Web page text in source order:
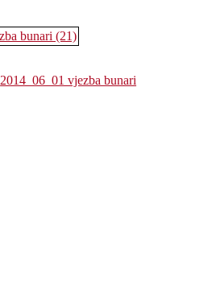
2014_06_01 vjezba bunari